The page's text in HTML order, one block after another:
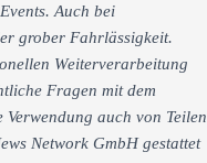
Auch bei
grober Fahrlässigkeit.
Weiterverarbeitung
Fragen mit dem
auch von Teilen
Network GmbH gestattet